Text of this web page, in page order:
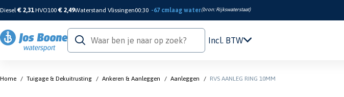
Diesel€ 2,31 HVO100 € 2,49Waterstand Vlissingen00:30 -67 cmlaag water(bron:Rijkswaterstaat)
Navigatie & Elektronica
Incl. BTW
Home / Tuigage & Dekuitrusting / Ankeren & Aanleggen / Aanleggen / RVS AANLEG RING 10MM